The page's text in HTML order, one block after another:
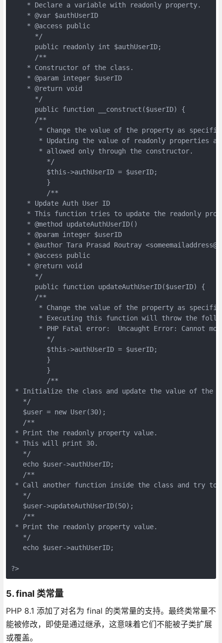
    * Declare a variable with readonly property.
    * @var $authUserID
    * @access public
      */
      public readonly int $authUserID;
      /**
    * Constructor of the class.
    * @param integer $userID
    * @return void
      */
      public function __construct($userID) {
      /**
* Change the value of the property as
* Updating the value of readonly properties
       * allowed only through the constructor.
         */
         $this->authUserID = $userID;
         }
         /**
    * Update Auth User ID
* This function tries to update the readonly
    * @method updateAuthUserID()
    * @param integer $userID
* @author Tara Prasad Routray
    * @access public
    * @return void
      */
      public function updateAuthUserID($userID) {
      /**
* Change the value of the property as
* Executing this function will throw the
* PHP Fatal error:  Uncaught Error: Cannot
         */
         $this->authUserID = $userID;
         }
         }
         /**
* Initialize the class and update the value of the
   */
   $user = new User(30);
   /**
* Print the readonly property value.
* This will print 30.
   */
   echo $user->authUserID;
   /**
* Call another function inside the class and try to
   */
   $user->updateAuthUserID(50);
   /**
* Print the readonly property value.
   */
   echo $user->authUserID;
?>
5. final 类常量
PHP 8.1 添加了对名为 final 的类常量的支持。最终类常量不
能被修改，即使是通过继承，这意味着它们不能被子类扩展
或覆盖。